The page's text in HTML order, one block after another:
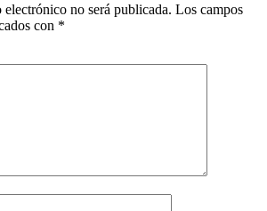
no será publicada. Los campos
con *